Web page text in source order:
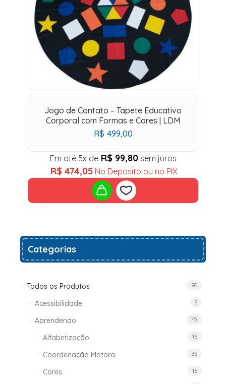
Jogo de Contato – Tapete Educativo
Corporal com Formas e Cores | LDM
R$ 499,00
Em até 5x de R$ 99,80 sem juros
R$ 474,05 No Deposito ou no PIX
Categorias
Todos os Produtos 90
Acessibilidade 8
Aprendendo 75
Alfabetização 16
Coordenação Motora 36
Cores 16